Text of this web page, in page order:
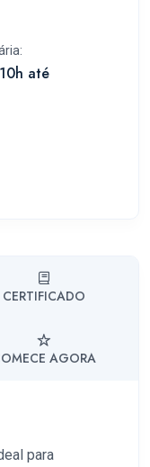
até
CERTIFICADO
AGORA
para